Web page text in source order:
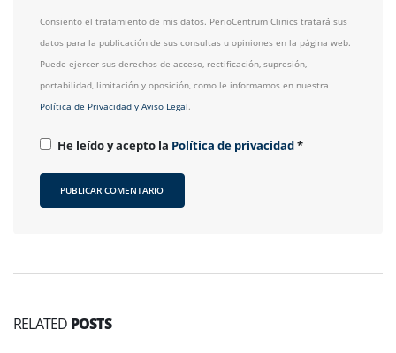
Consiento el tratamiento de mis datos. PerioCentrum Clinics tratará sus
datos para la publicación de sus consultas u opiniones en la página web.
Puede ejercer sus derechos de acceso, rectificación, supresión,
portabilidad, limitación y oposición, como le informamos en nuestra
Política de Privacidad y Aviso Legal.
He leído y acepto la Política de privacidad*
RELATED POSTS